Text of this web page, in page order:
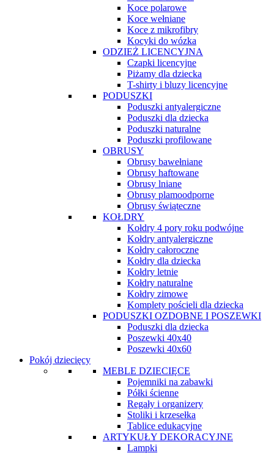
Koce polarowe
Koce wełniane
Koce z mikrofibry
Kocyki do wózka
ODZIEŻ LICENCYJNA
Czapki licencyjne
Piżamy dla dziecka
T-shirty i bluzy licencyjne
PODUSZKI
Poduszki antyalergiczne
Poduszki dla dziecka
Poduszki naturalne
Poduszki profilowane
OBRUSY
Obrusy bawełniane
Obrusy haftowane
Obrusy lniane
Obrusy plamoodporne
Obrusy świąteczne
KOŁDRY
Kołdry 4 pory roku podwójne
Kołdry antyalergiczne
Kołdry całoroczne
Kołdry dla dziecka
Kołdry letnie
Kołdry naturalne
Kołdry zimowe
Komplety pościeli dla dziecka
PODUSZKI OZDOBNE I POSZEWKI
Poduszki dla dziecka
Poszewki 40x40
Poszewki 40x60
Pokój dziecięcy
MEBLE DZIECIĘCE
Pojemniki na zabawki
Półki ścienne
Regały i organizery
Stoliki i krzesełka
Tablice edukacyjne
ARTYKUŁY DEKORACYJNE
Lampki